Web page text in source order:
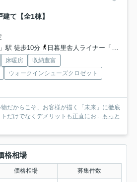
て【全1棟】
駅 徒歩10分
日暮里舎人ライナー「舎人公園」駅 徒歩18分
床暖房
収納豊富
ウォークインシューズクロゼット
だからこそ、お客様が描く「未来」に徹底
だけでなくデメリットも正直にお... もっと
格相場
価格相場 募集件数